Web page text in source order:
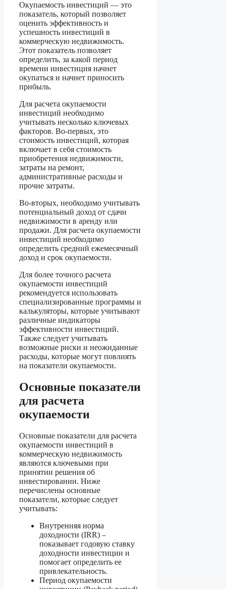
Окупаемость инвестиций — это
показатель, который позволяет
оценить эффективность и
успешность инвестиций в
коммерческую недвижимость.
Этот показатель позволяет
определить, за какой период
времени инвестиция начнет
окупаться и начнет приносить
прибыль.
Для расчета окупаемости
инвестиций необходимо
учитывать несколько ключевых
факторов. Во-первых, это
стоимость инвестиций, которая
включает в себя стоимость
приобретения недвижимости,
затраты на ремонт,
административные расходы и
прочие затраты.
Во-вторых, необходимо учитывать
потенциальный доход от сдачи
недвижимости в аренду или
продажи. Для расчета окупаемости
инвестиций необходимо
определить средний ежемесячный
доход и срок окупаемости.
Для более точного расчета
oкупаемости инвестиций
рекомендуется использовать
специализированные программы и
калькуляторы, которые учитывают
различные индикаторы
эффективности инвестиций.
Также следует учитывать
возможные риски и неожиданные
расходы, которые могут повлиять
на показатели окупаемости.
Основные показатели
для расчета
окупаемости
Основные показатели для расчета
окупаемости инвестиций в
коммерческую недвижимость
являются ключевыми при
принятии решения об
инвестировании. Ниже
перечислены основные
показатели, которые следует
учитывать:
Внутренняя норма
доходности (IRR) –
показывает годовую ставку
доходности инвестиции и
помогает определить ее
привлекательность.
Период окупаемости